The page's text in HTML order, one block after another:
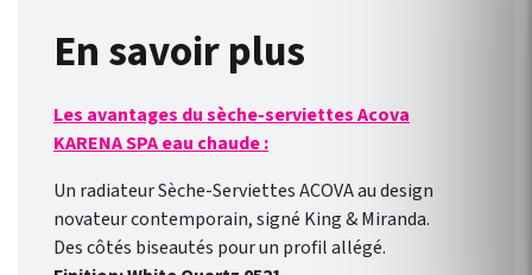
En savoir plus
Les avantages du sèche-serviettes Acova
KARENA SPA eau chaude :
Un radiateur Sèche-Serviettes ACOVA au design
novateur contemporain, signé King & Miranda.
Des côtés biseautés pour un profil allégé.